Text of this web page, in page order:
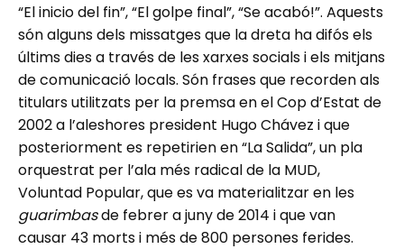
“El inicio del fin”, “El golpe final”, “Se acabó!”. Aquests
són alguns dels missatges que la dreta ha difós els
últims dies a través de les xarxes socials i els mitjans
de comunicació locals. Són frases que recorden als
titulars utilitzats per la premsa en el Cop d’Estat de
2002 a l’aleshores president Hugo Chávez i que
posteriorment es repetirien en “La Salida”, un pla
orquestrat per l’ala més radical de la MUD,
Voluntad Popular, que es va materialitzar en les
guarimbasde febrer a juny de 2014 i que van
causar 43 morts i més de 800 persones ferides.